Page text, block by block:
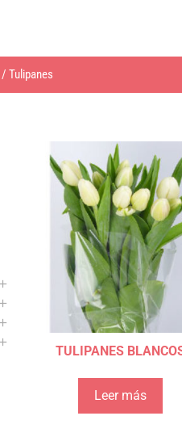
/ Tulipanes
TULIPANES
Leer más